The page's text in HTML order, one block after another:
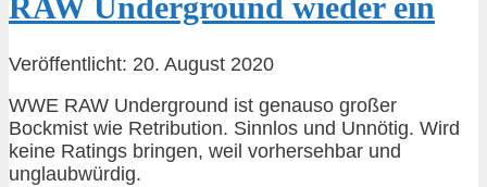
Veröffentlicht: 20. August 2020
WWE RAW Underground ist genauso großer
Bockmist wie Retribution. Sinnlos und Unnötig. Wird
keine Ratings bringen, weil vorhersehbar und
unglaubwürdig.